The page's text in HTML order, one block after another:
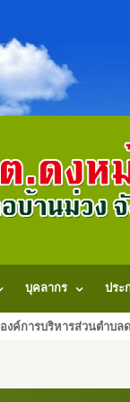
บุคลากร ประ
องค์การบริหารส่วนตำบล